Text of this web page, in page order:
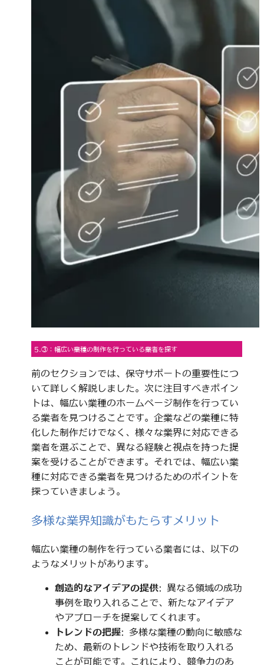
5.③：幅広い業種の制作を行っている業者を探す
前のセクションでは、保守サポートの重要性につ
いて詳しく解説しました。次に注目すべきポイン
トは、幅広い業種のホームページ制作を行ってい
る業者を見つけることです。企業などの業種に特
化した制作だけでなく、様々な業界に対応できる
業者を選ぶことで、異なる経験と視点を持った提
案を受けることができます。それでは、幅広い業
種に対応できる業者を見つけるためのポイントを
探っていきましょう。
多様な業界知識がもたらすメリット
幅広い業種の制作を行っている業者には、以下の
ようなメリットがあります。
創造的なアイデアの提供: 異なる領域の成功
事例を取り入れることで、新たなアイデア
やアプローチを提案してくれます。
トレンドの把握: 多様な業種の動向に敏感な
ため、最新のトレンドや技術を取り入れる
ことが可能です。これにより、競争力のあ